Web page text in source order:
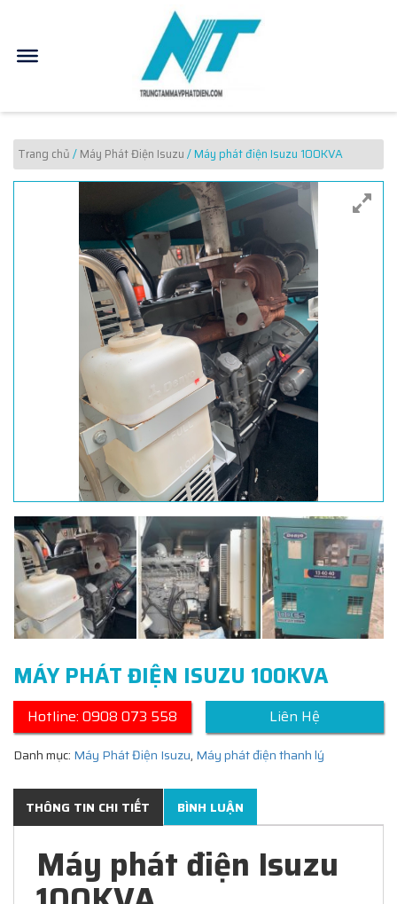
Trang chủ/Máy Phát Điện Isuzu/ Máy phát điện Isuzu 100KVA
MÁY PHÁT ĐIỆN ISUZU 100KVA
Hotline: 0908 073 558 Liên Hệ
Danh mục: Máy Phát Điện Isuzu, Máy phát điện thanh lý
THÔNG TIN CHI TIẾT BÌNH LUẬN
Máy phát điện Isuzu